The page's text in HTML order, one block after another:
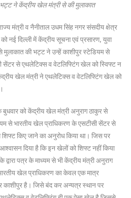
भट्ट ने केंद्रीय खेल मंत्री से की मुलाकात
मंत्री व नैनीताल उधम सिंह नगर संसदीय क्षेत्र
नई दिल्ली में केंद्रीय सूचना एवं प्रसारण, युवा
मुलाकात की भट्ट ने उन्हें काशीपुर स्टेडियम से
सेंटर से एथलेटिक्स व वेटलिफ्टिंग खेल को स्विफ्ट न
खेल मंत्री ने एथलेटिक्स व वेटलिफ्टिंग खेल को
बुधवार को केंद्रीय खेल मंत्री अनुराग ठाकुर से
से भारतीय खेल प्राधिकरण के एसटीसी सेंटर से
किए जाने का अनुरोध किया था। जिस पर
दिया है कि इन खेलों को शिफ्ट नहीं किया
पत्र के माध्यम से भी केंद्रीय मंत्री अनुराग
खेल प्राधिकरण का केवल एक मात्र
है। जिसे बंद कर अन्यत्र स्थान पर